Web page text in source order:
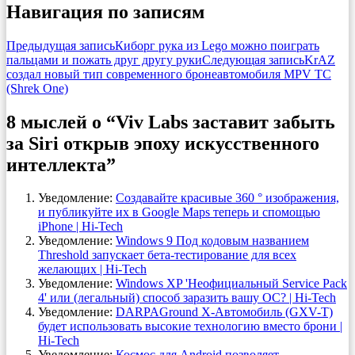
Навигация по записям
Предыдущая записьКиборг рука из Lego можно поиграть
пальцами и пожать друг другу рукиСледующая записьKrAZ
создал новый тип современного бронеавтомобиля MPV TC
(Shrek One)
8 мыслей о “Viv Labs заставит забыть
за Siri открыв эпоху искусственного
интеллекта”
Уведомление: Создавайте красивые 360 ° изображения,
и публикуйте их в Google Maps теперь и спомощью
iPhone | Hi-Tech
Уведомление: Windows 9 Под кодовым названием
Threshold запускает бета-тестирование для всех
желающих | Hi-Tech
Уведомление: Windows XP 'Неофициальный Service Pack
4' или (легальный) способ заразить вашу OC? | Hi-Tech
Уведомление: DARPAGround X-Автомобиль (GXV-T)
будет использовать высокие технологию вместо брони |
Hi-Tech